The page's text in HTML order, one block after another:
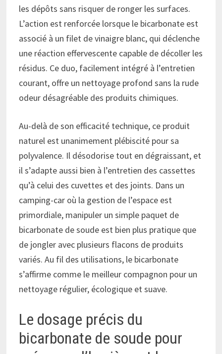
les dépôts sans risquer de ronger les surfaces.
L’action est renforcée lorsque le bicarbonate est
associé à un filet de vinaigre blanc, qui déclenche
une réaction effervescente capable de décoller les
résidus. Ce duo, facilement intégré à l’entretien
courant, offre un nettoyage profond sans la rude
odeur désagréable des produits chimiques.
Au-delà de son efficacité technique, ce produit
naturel est unanimement plébiscité pour sa
polyvalence. Il désodorise tout en dégraissant, et
il s’adapte aussi bien à l’entretien des cassettes
qu’à celui des cuvettes et des joints. Dans un
camping-car où la gestion de l’espace est
primordiale, manipuler un simple paquet de
bicarbonate de soude est bien plus pratique que
de jongler avec plusieurs flacons de produits
variés. Au fil des utilisations, le bicarbonate
s’affirme comme le meilleur compagnon pour un
nettoyage régulier, écologique et suave.
Le dosage précis du
bicarbonate de soude pour